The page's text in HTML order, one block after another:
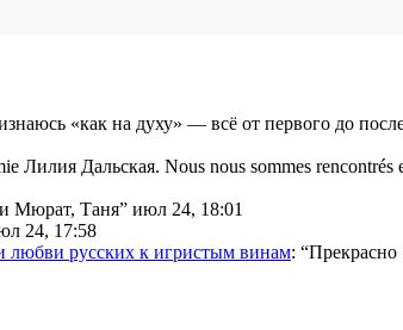
«как на духу» — всё от первого до
Лилия Дальская. Nous nous sommes
Мюрат, Таня” июл 24, 18:01
24, 17:58
любви русских к игристым винам: “Прекрасно